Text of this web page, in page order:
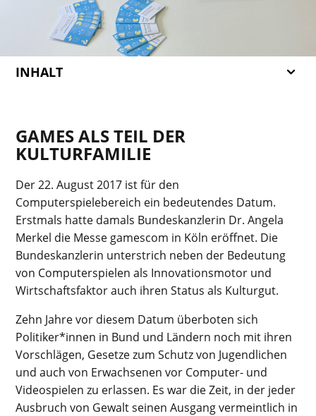
INHALT
GAMES ALS TEIL DER
KULTURFAMILIE
Der 22. August 2017 ist für den
Computerspielebereich ein bedeutendes Datum.
Erstmals hatte damals Bundeskanzlerin Dr. Angela
Merkel die Messe gamescom in Köln eröffnet. Die
Bundeskanzlerin unterstrich neben der Bedeutung
von Computerspielen als Innovationsmotor und
Wirtschaftsfaktor auch ihren Status als Kulturgut.
Zehn Jahre vor diesem Datum überboten sich
Politiker*innen in Bund und Ländern noch mit ihren
Vorschlägen, Gesetze zum Schutz von Jugendlichen
und auch von Erwachsenen vor Computer- und
Videospielen zu erlassen. Es war die Zeit, in der jeder
Ausbruch von Gewalt seinen Ausgang vermeintlich in